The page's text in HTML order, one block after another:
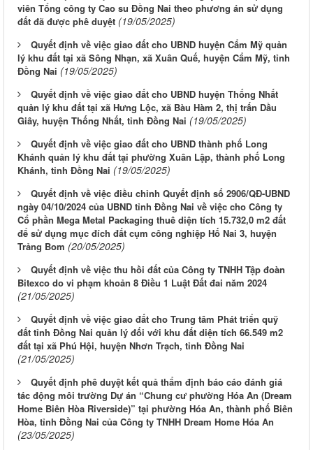
viên Tổng công ty Cao su Đồng Nai theo phương án sử dụng
đất đã được phê duyệt (19/05/2025)
Quyết định về việc giao đất cho UBND huyện Cẩm Mỹ quản
lý khu đất tại xã Sông Nhạn, xã Xuân Quế, huyện Cẩm Mỹ, tỉnh
Đồng Nai (19/05/2025)
Quyết định về việc giao đất cho UBND huyện Thống Nhất
quản lý khu đất tại xã Hưng Lộc, xã Bàu Hàm 2, thị trấn Dầu
Giây, huyện Thống Nhất, tỉnh Đồng Nai (19/05/2025)
Quyết định về việc giao đất cho UBND thành phố Long
Khánh quản lý khu đất tại phường Xuân Lập, thành phố Long
Khánh, tỉnh Đồng Nai (19/05/2025)
Quyết định về việc điều chỉnh Quyết định số 2906/QĐ-UBND
ngày 04/10/2024 của UBND tỉnh Đồng Nai về việc cho Công ty
Cổ phần Mega Metal Packaging thuê diện tích 15.732,0 m2 đất
để sử dụng mục đích đất cụm công nghiệp Hố Nai 3, huyện
Trảng Bom (20/05/2025)
Quyết định về việc thu hồi đất của Công ty TNHH Tập đoàn
Bitexco do vi phạm khoản 8 Điều 1 Luật Đất đai năm 2024
(21/05/2025)
Quyết định về việc giao đất cho Trung tâm Phát triển quỹ
đất tỉnh Đồng Nai quản lý đối với khu đất diện tích 66.549 m2
đất tại xã Phú Hội, huyện Nhơn Trạch, tỉnh Đồng Nai
(21/05/2025)
Quyết định phê duyệt kết quả thẩm định báo cáo đánh giá
tác động môi trường Dự án “Chung cư phường Hóa An (Dream
Home Biên Hòa Riverside)” tại phường Hóa An, thành phố Biên
Hòa, tỉnh Đồng Nai của Công ty TNHH Dream Home Hóa An
(23/05/2025)